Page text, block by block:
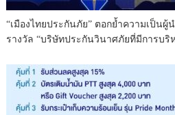
“เมืองไทยประกันภัย” ตอกย้ำความเป็น
รางวัล “บริษัทประกันวินาศภัยที่มีการบริ